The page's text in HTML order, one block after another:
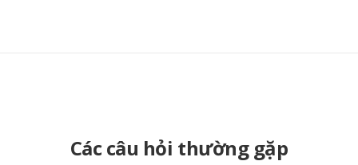
Các câu hỏi thường gặp